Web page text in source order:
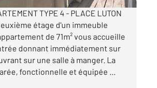
TYPE 4 - PLACE LUTON
étage d'un immeuble
de 71m² vous accueille
donnant immédiatement sur
sur une salle à manger. La
fonctionnelle et équipée ...